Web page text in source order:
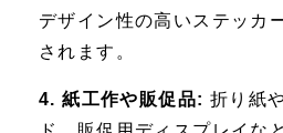
デザイン性の高いステッカ
されます。
4. 紙工作や販促品: 折り紙